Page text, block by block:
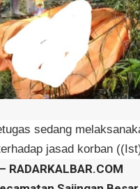
sedang
jasad korban
RADARKALBAR.COM